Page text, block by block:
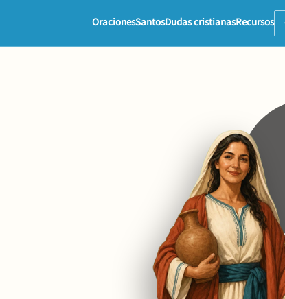
OracionesSantosDudas cristianasRecursos